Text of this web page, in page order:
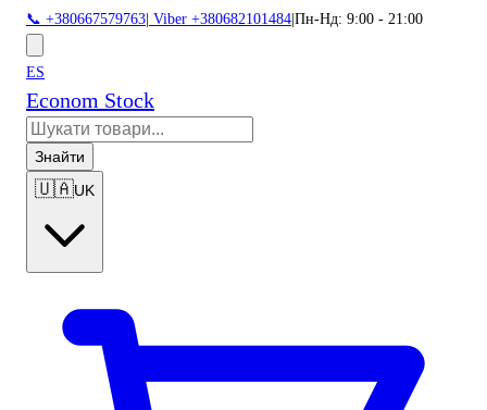
📞 +380667579763 Viber +380682101484 Пн-Нд: 9:00 - 21:00
ES
Econom Stock
Знайти
🇺🇦UK